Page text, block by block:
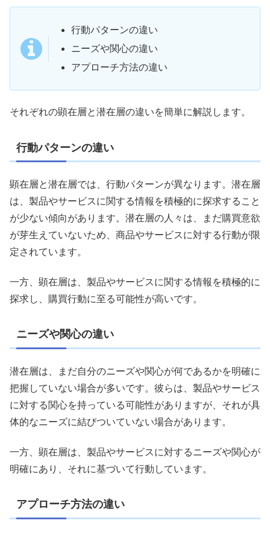
行動パターンの違い
ニーズや関心の違い
アプローチ方法の違い
それぞれの顕在層と潜在層の違いを簡単に解説します。
行動パターンの違い
顕在層と潜在層では、行動パターンが異なります。潜在層
は、製品やサービスに関する情報を積極的に探求すること
が少ない傾向があります。潜在層の人々は、まだ購買意欲
が芽生えていないため、商品やサービスに対する行動が限
定されています。
一方、顕在層は、製品やサービスに関する情報を積極的に
探求し、購買行動に至る可能性が高いです。
ニーズや関心の違い
潜在層は、まだ自分のニーズや関心が何であるかを明確に
把握していない場合が多いです。彼らは、製品やサービス
に対する関心を持っている可能性がありますが、それが具
体的なニーズに結びついていない場合があります。
一方、顕在層は、製品やサービスに対するニーズや関心が
明確にあり、それに基づいて行動しています。
アプローチ方法の違い